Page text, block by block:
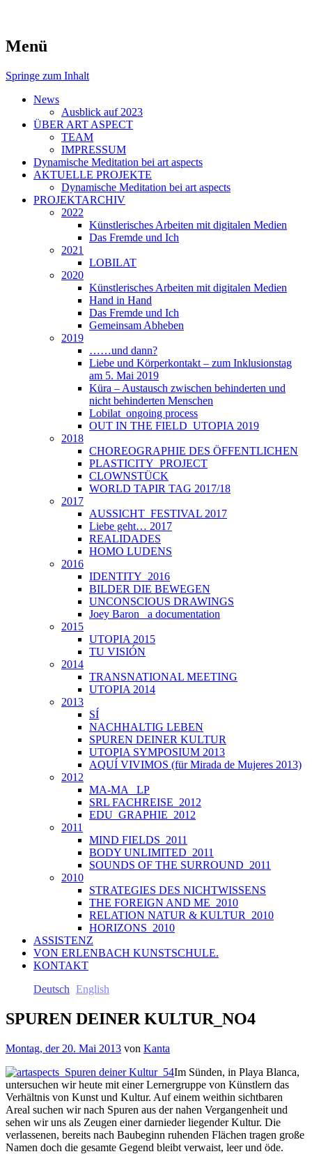
art aspects
art
Menü
Springe zum Inhalt
News
Ausblick auf 2023
ÜBER ART ASPECT
TEAM
IMPRESSUM
Dynamische Meditation bei art aspects
AKTUELLE PROJEKTE
Dynamische Meditation bei art aspects
PROJEKTARCHIV
2022
Künstlerisches Arbeiten mit digitalen Medien
Das Fremde und Ich
2021
LOBILAT
2020
Künstlerisches Arbeiten mit digitalen Medien
Hand in Hand
Das Fremde und Ich
Gemeinsam Abheben
2019
……und dann?
Liebe und Körperkontakt – zum Inklusionstag
am 5. Mai 2019
Küra – Austausch zwischen behinderten und
nicht behinderten Menschen
Lobilat_ongoing process
OUT IN THE FIELD_UTOPIA 2019
2018
CHOREOGRAPHIE DES ÖFFENTLICHEN
PLASTICITY_PROJECT
CLOWNSTÜCK
WORLD TAPIR TAG 2017/18
2017
AUSSICHT_FESTIVAL 2017
Liebe geht… 2017
REALIDADES
HOMO LUDENS
2016
IDENTITY_2016
BILDER DIE BEWEGEN
UNCONSCIOUS DRAWINGS
Joey Baron_ a documentation
2015
UTOPIA 2015
TU VISIÓN
2014
TRANSNATIONAL MEETING
UTOPIA 2014
2013
SÍ
NACHHALTIG LEBEN
SPUREN DEINER KULTUR
UTOPIA SYMPOSIUM 2013
AQUÍ VIVIMOS (für Mirada de Mujeres 2013)
2012
MA-MA _LP
SRL FACHREISE_2012
EDU_GRAPHIE_2012
2011
MIND FIELDS_2011
BODY UNLIMITED_2011
SOUNDS OF THE SURROUND_2011
2010
STRATEGIES DES NICHTWISSENS
THE FOREIGN AND ME_2010
RELATION NATUR & KULTUR_2010
HORIZONS_2010
ASSISTENZ
VON ERLENBACH KUNSTSCHULE.
KONTAKT
Deutsch English
SPUREN DEINER KULTUR_NO4
Montag, der 20. Mai 2013 von Kanta
Im Sünden, in Playa Blanca,
untersuchen wir heute mit einer Lernergruppe von Künstlern das
Verhältnis von Kunst und Kultur. Auf einem weithin sichtbaren
Areal suchen wir nach Spuren aus der nahen Vergangenheit und
sehen wir uns als Zeugen einer darnieder liegender Kultur. Die
verlassenen, bereits nach Baubeginn ruhenden Flächen tragen große
Namen doch die gesamte Gegend bleibt verwaist, leer und öde.